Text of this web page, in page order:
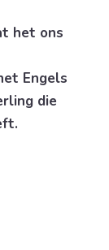
het ons
Engels
die